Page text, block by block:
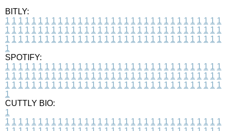
BITLY:
1 1 1 1 1 1 1 1 1 1 1 1 1 1 1 1 1 1 1 1 1 1 1 1 1 1 1 1 1 1 1 1 1
1 1 1 1 1 1 1 1 1 1 1 1 1 1 1 1 1 1 1 1 1 1 1 1 1 1 1 1 1 1 1 1 1
1 1 1 1 1 1 1 1 1 1 1 1 1 1 1 1 1 1 1 1 1 1 1 1 1 1 1 1 1 1 1 1 1
1
SPOTIFY:
1 1 1 1 1 1 1 1 1 1 1 1 1 1 1 1 1 1 1 1 1 1 1 1 1 1 1 1 1 1 1 1 1
1 1 1 1 1 1 1 1 1 1 1 1 1 1 1 1 1 1 1 1 1 1 1 1 1 1 1 1 1 1 1 1 1
1 1 1 1 1 1 1 1 1 1 1 1 1 1 1 1 1 1 1 1 1 1 1 1 1 1 1 1 1 1 1 1 1
1
CUTTLY BIO:
1
1 1 1 1 1 1 1 1 1 1 1 1 1 1 1 1 1 1 1 1 1 1 1 1 1 1 1 1 1 1 1 1 1